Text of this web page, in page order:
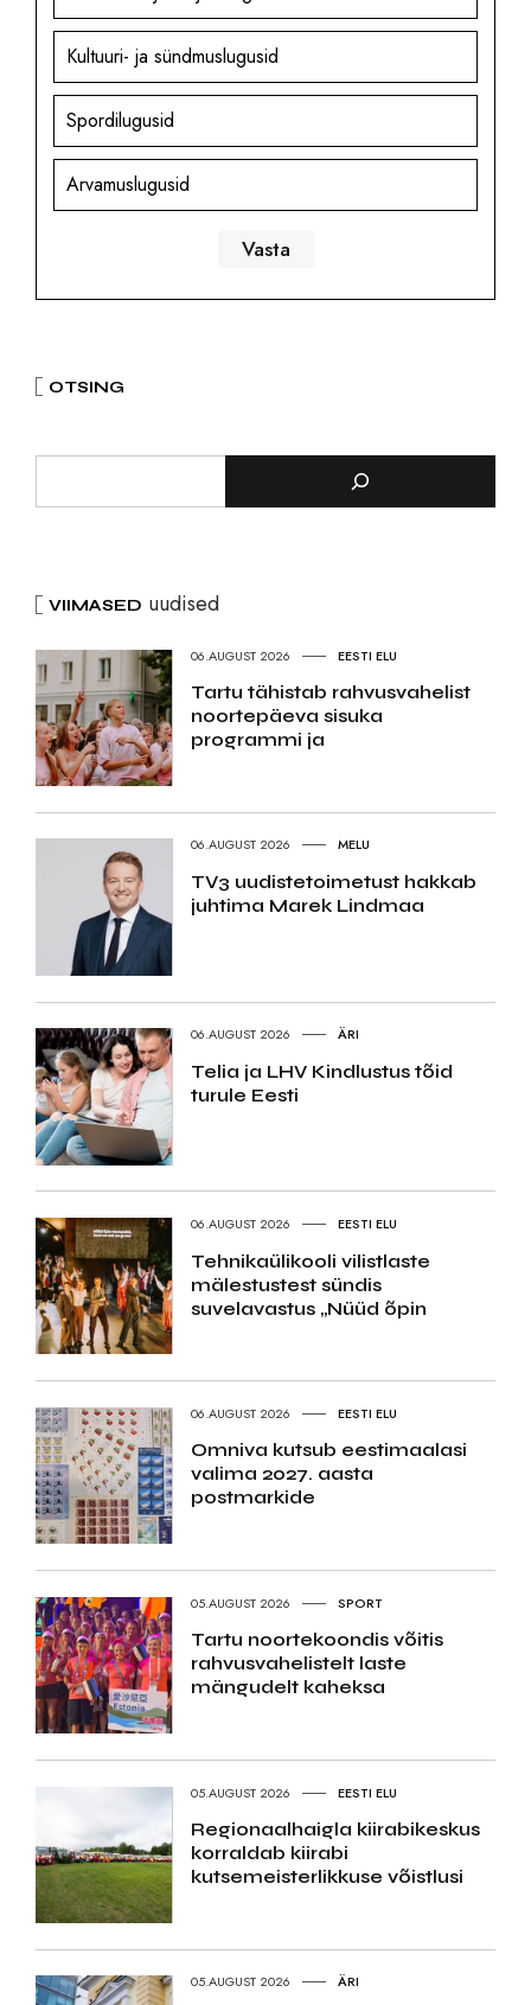
Kultuuri- ja sündmuslugusid
Spordilugusid
Arvamuslugusid
OTSING
VIIMASED uudised
06.AUGUST 2026 EESTI ELU
Tartu tähistab rahvusvahelist
noortepäeva sisuka
programmi ja
06.AUGUST 2026 MELU
TV3 uudistetoimetust hakkab
juhtima Marek Lindmaa
06.AUGUST 2026 ÄRI
Telia ja LHV Kindlustus tõid
turule Eesti
06.AUGUST 2026 EESTI ELU
Tehnikaülikooli vilistlaste
mälestustest sündis
suvelavastus „Nüüd õpin
06.AUGUST 2026 EESTI ELU
Omniva kutsub eestimaalasi
valima 2027. aasta
postmarkide
05.AUGUST 2026 SPORT
Tartu noortekoondis võitis
rahvusvahelistelt laste
mängudelt kaheksa
05.AUGUST 2026 EESTI ELU
Regionaalhaigla kiirabikeskus
korraldab kiirabi
kutsemeisterlikkuse võistlusi
05.AUGUST 2026 ÄRI